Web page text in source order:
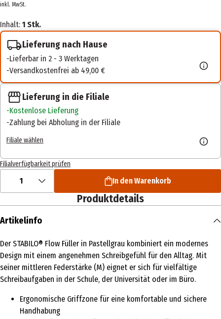
inkl. MwSt.
Inhalt: 1 Stk.
Lieferung nach Hause
Lieferbar in 2 - 3 Werktagen
Versandkostenfrei ab 49,00 €
Lieferung in die Filiale
Kostenlose Lieferung
Zahlung bei Abholung in der Filiale
Filiale wählen
Filialverfügbarkeit prüfen
1 In den Warenkorb
Produktdetails
Artikelinfo
Der STABILO® Flow Füller in Pastellgrau kombiniert ein modernes
Design mit einem angenehmen Schreibgefühl für den Alltag. Mit
seiner mittleren Federstärke (M) eignet er sich für vielfältige
Schreibaufgaben in der Schule, der Universität oder im Büro.
Ergonomische Griffzone für eine komfortable und sichere
Handhabung